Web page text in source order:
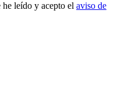
leído y acepto el aviso de